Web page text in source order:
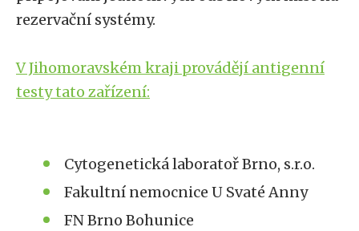
rezervační systémy.
V Jihomoravském kraji provádějí antigenní
testy tato zařízení:
Cytogenetická laboratoř Brno, s.r.o.
Fakultní nemocnice U Svaté Anny
FN Brno Bohunice